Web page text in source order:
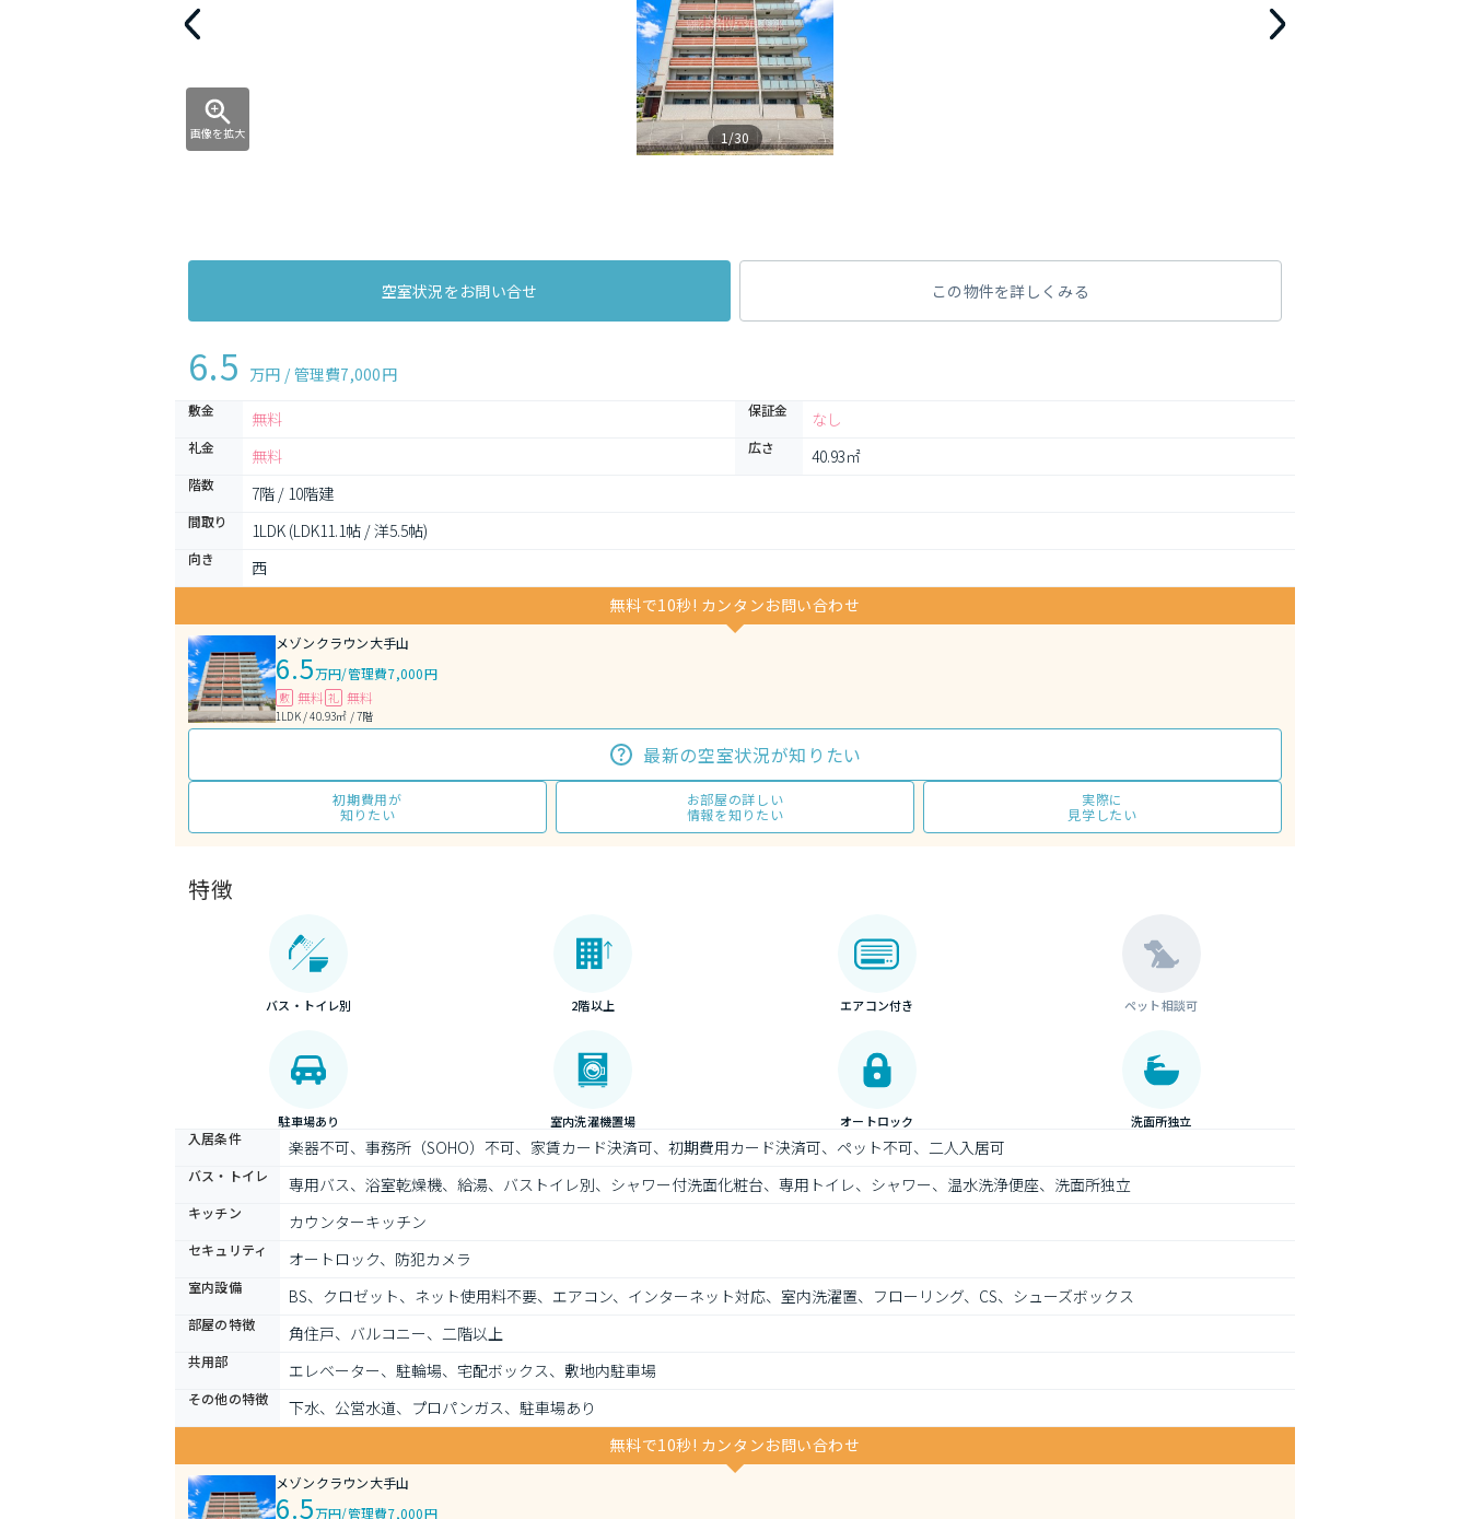
画像を拡大 1/30
空室状況をお問い合せ この物件を詳しくみる
6.5 万円 / 管理費7,000円
敷金 無料 保証金 なし
礼金 無料 広さ 40.93㎡
階数 7階 / 10階建
間取り 1LDK (LDK11.1帖 / 洋5.5帖)
向き
西
無料で10秒! カンタンお問い合わせ
メゾンクラウン大手山
6.5万円/管理費7,000円
敷 無料 礼 無料
1LDK / 40.93㎡ / 7階
最新の空室状況が知りたい
初期費用が
知りたい
お部屋の詳しい
情報を知りたい
実際に
見学したい
特徴
バス・トイレ別 2階以上 エアコン付き ペット相談可
駐車場あり 室内洗濯機置場 オートロック 洗面所独立
入居条件 楽器不可、事務所（SOHO）不可、家賃カード決済可、初期費用カード決済可、ペット不可、二人入居可
バス・トイレ 専用バス、浴室乾燥機、給湯、バストイレ別、シャワー付洗面化粧台、専用トイレ、シャワー、温水洗浄便座、洗面所独立
キッチン カウンターキッチン
セキュリティ オートロック、防犯カメラ
室内設備 BS、クロゼット、ネット使用料不要、エアコン、インターネット対応、室内洗濯置、フローリング、CS、シューズボックス
部屋の特徴 角住戸、バルコニー、二階以上
共用部 エレベーター、駐輪場、宅配ボックス、敷地内駐車場
その他の特徴
下水、公営水道、プロパンガス、駐車場あり
無料で10秒! カンタンお問い合わせ
メゾンクラウン大手山
6.5万円/管理費7,000円